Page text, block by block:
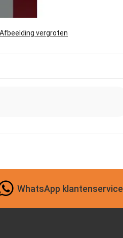
Afbeelding vergroten
WhatsApp klantenservice